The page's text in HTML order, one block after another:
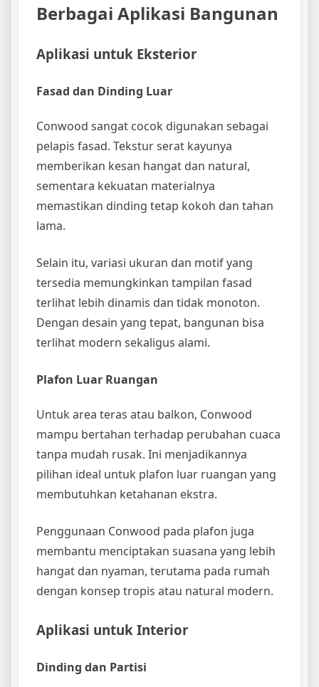
Berbagai Aplikasi Bangunan
Aplikasi untuk Eksterior
Fasad dan Dinding Luar
Conwood sangat cocok digunakan sebagai
pelapis fasad. Tekstur serat kayunya
memberikan kesan hangat dan natural,
sementara kekuatan materialnya
memastikan dinding tetap kokoh dan tahan
lama.
Selain itu, variasi ukuran dan motif yang
tersedia memungkinkan tampilan fasad
terlihat lebih dinamis dan tidak monoton.
Dengan desain yang tepat, bangunan bisa
terlihat modern sekaligus alami.
Plafon Luar Ruangan
Untuk area teras atau balkon, Conwood
mampu bertahan terhadap perubahan cuaca
tanpa mudah rusak. Ini menjadikannya
pilihan ideal untuk plafon luar ruangan yang
membutuhkan ketahanan ekstra.
Penggunaan Conwood pada plafon juga
membantu menciptakan suasana yang lebih
hangat dan nyaman, terutama pada rumah
dengan konsep tropis atau natural modern.
Aplikasi untuk Interior
Dinding dan Partisi